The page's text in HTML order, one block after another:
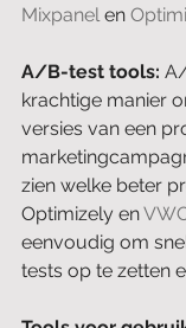
Mixpanel en
A/B-test tools:
krachtige manier
versies van een
zien welke beter
Optimizely en
eenvoudig om
tests op te zetten